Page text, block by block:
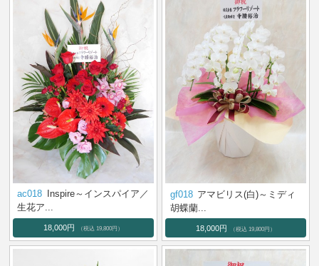
ac018
Inspire～インスパイア／
生花ア...
18,000円 （税込 19,800円）
gf018 アマビリス(白)～ミディ
胡蝶蘭...
18,000円 （税込 19,800円）